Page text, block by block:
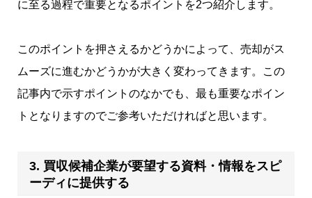
に至る過程で重要となるポイントを2つ紹介します。
このポイントを押さえるかどうかによって、売却がス
ムーズに進むかどうかが大きく変わってきます。この
記事内で示すポイントのなかでも、最も重要なポイン
トとなりますのでご参考いただければと思います。
3. 買収候補企業が要望する資料・情報をスピ
ーディに提供する